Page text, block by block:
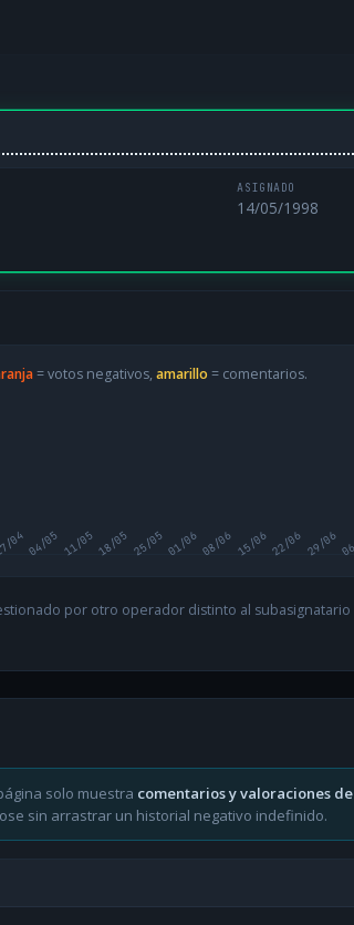
ASIGNADO
14/05/1998
= votos negativos, amarillo = comentarios.
0404/05 11/0518/05 25/0501/0608/06 15/0622/06 29/06
por otro operador distinto al subasignatario
solo muestra comentarios y valoraciones
sin arrastrar un historial negativo indefinido.